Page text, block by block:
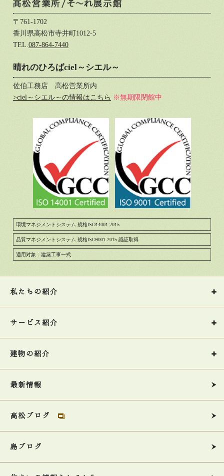
〒761-1702
香川県高松市寺井町1012-5
TEL. 087-864-7440
晴れのひろばciel～シエル～
佐伯工務店 高松営業所内
>ciel～シエル～の情報はこちら ※無期限閉館中
環境マネジメントシステム 規格ISO14001:2015
品質マネジメントシステム 規格ISO9001:2015 認証取得
適用対象：建築工事一式
私たちの紹介
サービス紹介
建物の紹介
最新情報
高松ブログ
島ブログ